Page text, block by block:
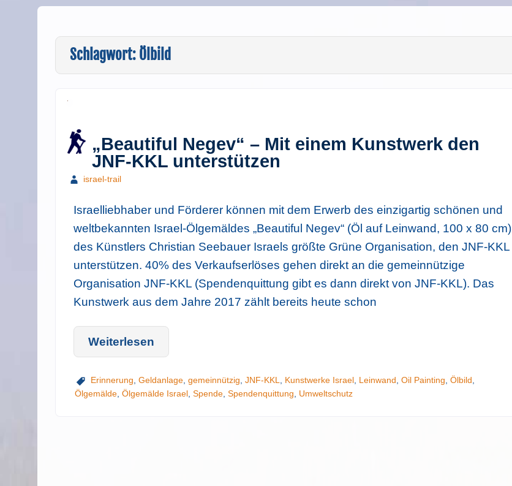
Schlagwort: Ölbild
„Beautiful Negev“ – Mit einem Kunstwerk den
JNF-KKL unterstützen
israel-trail
Israelliebhaber und Förderer können mit dem Erwerb des einzigartig schönen und
weltbekannten Israel-Ölgemäldes „Beautiful Negev“ (Öl auf Leinwand, 100 x 80 cm)
des Künstlers Christian Seebauer Israels größte Grüne Organisation, den JNF-KKL
unterstützen. 40% des Verkaufserlöses gehen direkt an die gemeinnützige
Organisation JNF-KKL (Spendenquittung gibt es dann direkt von JNF-KKL). Das
Kunstwerk aus dem Jahre 2017 zählt bereits heute schon
Weiterlesen
Erinnerung Geldanlage, gemeinnützig JNF-KKL Kunstwerke Israel, Leinwand Oil Painting Ölbild
Ölgemälde, Ölgemälde Israel, Spende, Spendenquittung Umweltschutz